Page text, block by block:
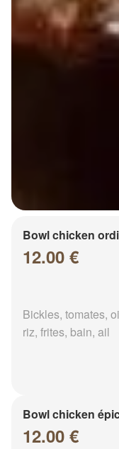
Bowl chicken
12.00 €
Bickles, tomates,
riz, frites, bain, ail
Bowl chicken
12.00 €